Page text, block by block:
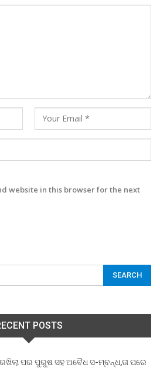
website in this browser for the next
POSTS
ପର ପୁରୁଷ ସହ ଅବୈଧ ସ-ମ୍ବନ୍ଧ,ତା ପରେ